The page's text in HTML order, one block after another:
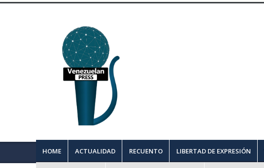
HOME ACTUALIDAD RECUENTO LIBERTAD DE EXPRESIÓN